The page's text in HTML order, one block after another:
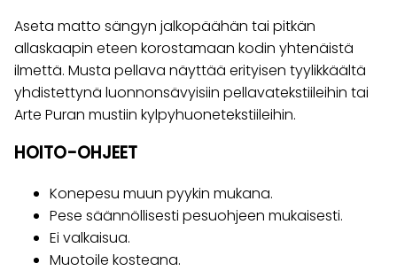
Aseta matto sängyn jalkopäähän tai pitkän
allaskaapin eteen korostamaan kodin yhtenäistä
ilmettä. Musta pellava näyttää erityisen tyylikkäältä
yhdistettynä luonnonsävyisiin pellavatekstiileihin tai
Arte Puran mustiin kylpyhuonetekstiileihin.
HOITO-OHJEET
Konepesu muun pyykin mukana.
Pese säännöllisesti pesuohjeen mukaisesti.
Ei valkaisua.
Muotoile kosteana.